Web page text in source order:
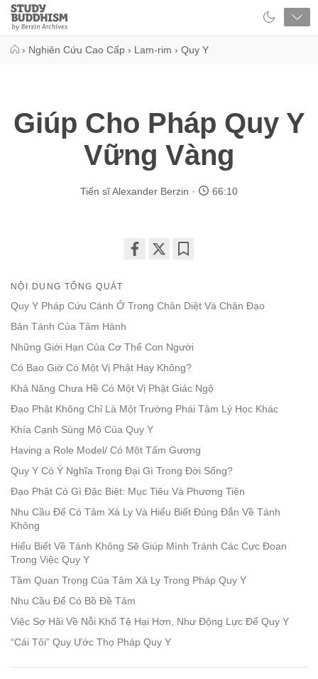
Close
Study
Buddhism
› Nghiên Cứu Cao Cấp › Lam-rim › Quy Y
Giúp Cho Pháp Quy Y
Vững Vàng
Tiến sĩ Alexander Berzin 66:10
facebook
NỘI DUNG TỔNG QUÁT
Quy Y Pháp Cứu Cánh Ở Trong Chân Diệt Và Chân Đạo
Bản Tánh Của Tâm Hành
Những Giới Hạn Của Cơ Thể Con Người
Có Bao Giờ Có Một Vị Phật Hay Không?
Khả Năng Chưa Hề Có Một Vị Phật Giác Ngộ
Đạo Phật Không Chỉ Là Một Trường Phái Tâm Lý Học Khác
Khía Cạnh Sùng Mộ Của Quy Y
Having a Role Model/ Có Một Tấm Gương
Quy Y Có Ý Nghĩa Trọng Đại Gì Trong Đời Sống?
Đạo Phật Có Gì Đặc Biệt: Mục Tiêu Và Phương Tiện
Nhu Cầu Để Có Tâm Xả Ly Và Hiểu Biết Đúng Đắn Về Tánh
Không
Hiểu Biết Về Tánh Không Sẽ Giúp Mình Tránh Các Cực Đoan
Trong Việc Quy Y
Tầm Quan Trọng Của Tâm Xả Ly Trong Pháp Quy Y
Nhu Cầu Để Có Bồ Đề Tâm
Việc Sợ Hãi Về Nỗi Khổ Tệ Hại Hơn, Như Động Lực Để Quy Y
“Cái Tôi” Quy Ước Thọ Pháp Quy Y